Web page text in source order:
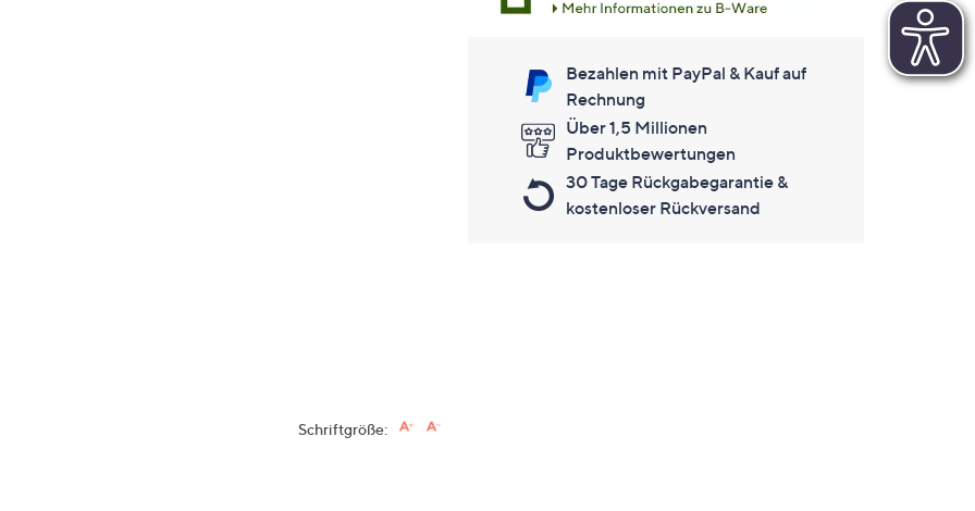
Bezahlen mit PayPal & Kauf auf
Rechnung
Über 1,5 Millionen
Produktbewertungen
30 Tage Rückgabegarantie &
kostenloser Rückversand
Schriftgröße: